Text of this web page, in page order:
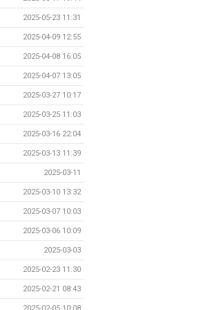
2025-05-23 11:31
2025-04-09 12:55
2025-04-08 16:05
2025-04-07 13:05
2025-03-27 10:17
2025-03-25 11:03
2025-03-16 22:04
2025-03-13 11:39
2025-03-11
2025-03-10 13:32
2025-03-07 10:03
2025-03-06 10:09
2025-03-03
2025-02-23 11:30
2025-02-21 08:43